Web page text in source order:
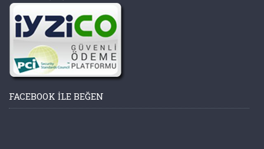
FACEBOOK ILE BEĞEN